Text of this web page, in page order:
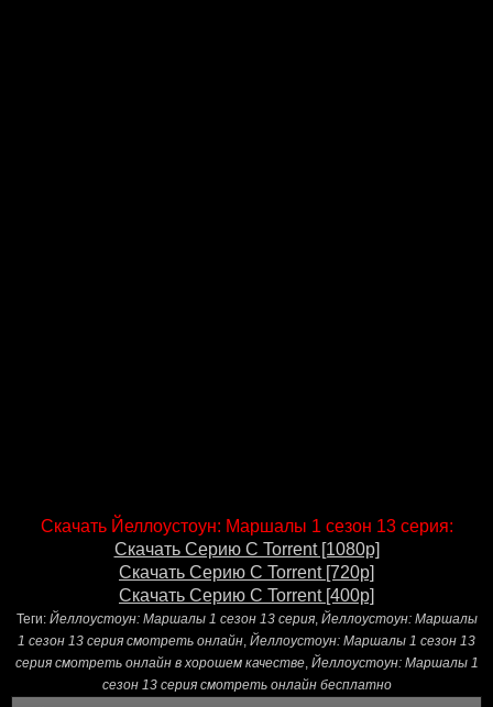
Скачать Йеллоустоун: Маршалы 1 сезон 13 серия:
Скачать Серию С Torrent [1080p]
Скачать Серию С Torrent [720p]
Скачать Серию С Torrent [400p]
Теги: Йеллоустоун: Маршалы 1 сезон 13 серия, Йеллоустоун: Маршалы
1 сезон 13 серия смотреть онлайн, Йеллоустоун: Маршалы 1 сезон 13
серия смотреть онлайн в хорошем качестве, Йеллоустоун: Маршалы 1
сезон 13 серия смотреть онлайн бесплатно